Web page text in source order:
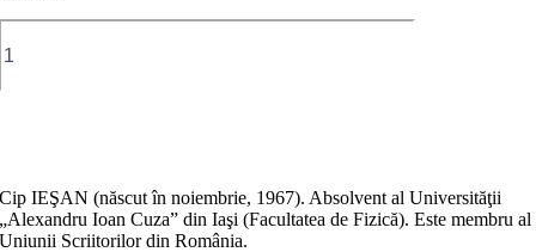
Cip IEŞAN (născut în noiembrie, 1967). Absolvent al Universităţii
„Alexandru Ioan Cuza” din Iaşi (Facultatea de Fizică). Este membru al
Uniunii Scriitorilor din România.